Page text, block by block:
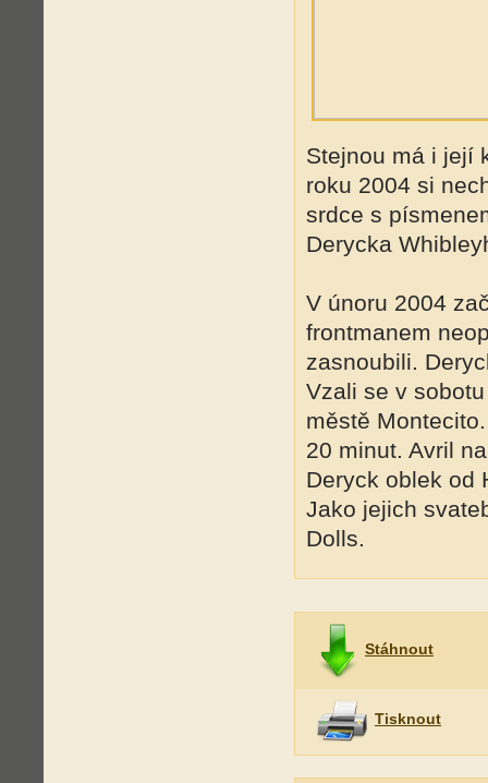
Stejnou má i její
roku 2004 si
srdce s
Derycka
V únoru 2004
frontmanem
zasnoubili.
Vzali se v
městě
20 minut. Avril
Deryck oblek od
Jako jejich
Dolls.
Stáhnout
Tisknout